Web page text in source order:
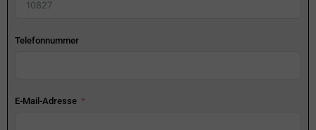
Telefonnummer
E-Mail-Adresse